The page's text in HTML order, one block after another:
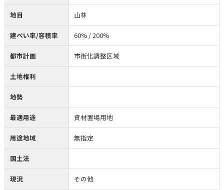
地目 山林
建ぺい率/容積率 60% / 200%
都市計画 市街化調整区域
土地権利
地勢
最適用途 資材置場用地
用途地域 無指定
国土法
現況 その他